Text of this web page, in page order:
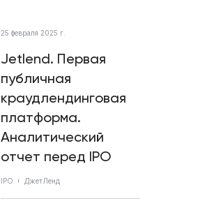
25 февраля 2025 г.
Jetlend. Первая
публичная
краудлендинговая
платформа.
Аналитический
отчет перед IPO
IPO ДжетЛенд